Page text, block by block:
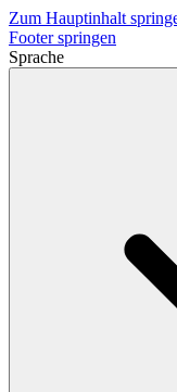
Zum Hauptinhalt
Footer springen
Sprache